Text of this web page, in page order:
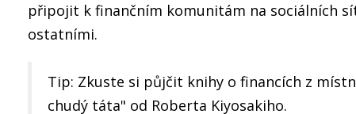
připojit k finančním komunitám na sociálních
ostatními.
Tip: Zkuste si půjčit knihy o financích z
chudý táta" od Roberta Kiyosakiho.